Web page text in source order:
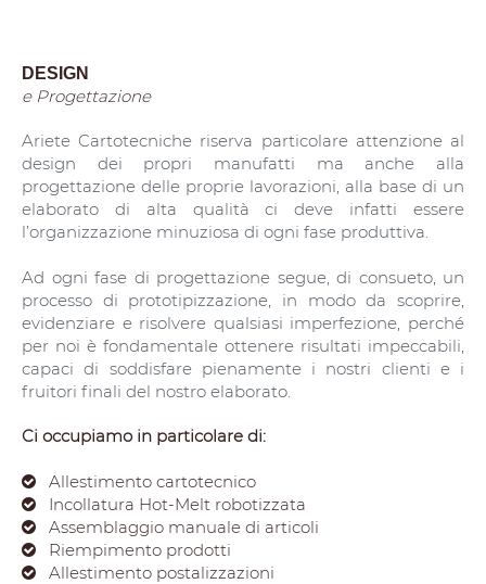
DESIGN
e Progettazione
Ariete Cartotecniche riserva particolare attenzione al
design dei propri manufatti ma anche alla
progettazione delle proprie lavorazioni, alla base di un
elaborato di alta qualità ci deve infatti essere
l’organizzazione minuziosa di ogni fase produttiva.
Ad ogni fase di progettazione segue, di consueto, un
processo di prototipizzazione, in modo da scoprire,
evidenziare e risolvere qualsiasi imperfezione, perché
per noi è fondamentale ottenere risultati impeccabili,
capaci di soddisfare pienamente i nostri clienti e i
fruitori finali del nostro elaborato.
Ci occupiamo in particolare di:
Allestimento cartotecnico
Incollatura Hot-Melt robotizzata
Assemblaggio manuale di articoli
Riempimento prodotti
Allestimento postalizzazioni